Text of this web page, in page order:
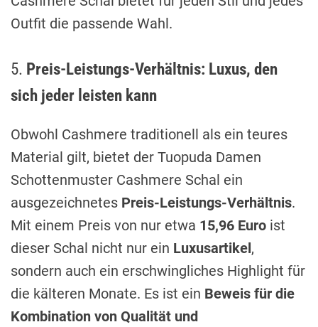
Outfit die passende Wahl.
5. Preis-Leistungs-Verhältnis: Luxus, den
sich jeder leisten kann
Obwohl Cashmere traditionell als ein teures
Material gilt, bietet der Tuopuda Damen
Schottenmuster Cashmere Schal ein
ausgezeichnetes Preis-Leistungs-Verhältnis.
Mit einem Preis von nur etwa 15,96 Euro ist
dieser Schal nicht nur ein Luxusartikel,
sondern auch ein erschwingliches Highlight für
die kälteren Monate. Es ist ein Beweis für die
Kombination von Qualität und